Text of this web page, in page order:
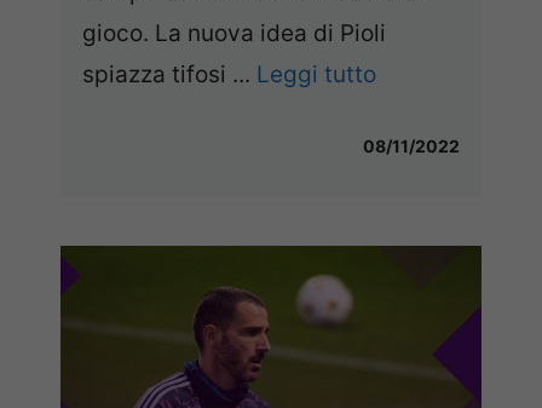
gioco. La nuova idea di Pioli
spiazza tifosi ... Leggi tutto
08/11/2022